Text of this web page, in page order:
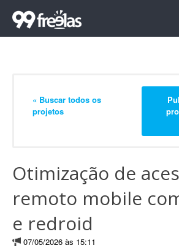
« Buscar todos os
projetos
Otimização de
remoto mobile
e redroid
07/05/2026 às 15:11